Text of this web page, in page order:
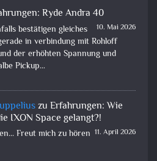
Ryde Andra 40
10. Mai 2026
bestätigen gleiches
in verbindung mit Rohloff
der erhöhten Spannung und
Pickup…
zu Erfahrungen: Wie
IXON Space gelangt?!
11. April 2026
Freut mich zu hören